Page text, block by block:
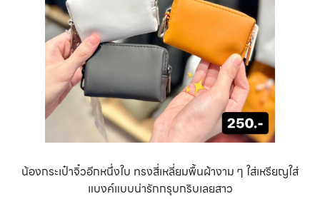
น้องกระเป๋าจิ๋วอีกหนึ่งใบ ทรงสี่เหลี่ยมพื้นผ้างาม ๆ ใส่เหรียญใส่
แบงค์แบบน่ารักกรุบกริบเลยสาว